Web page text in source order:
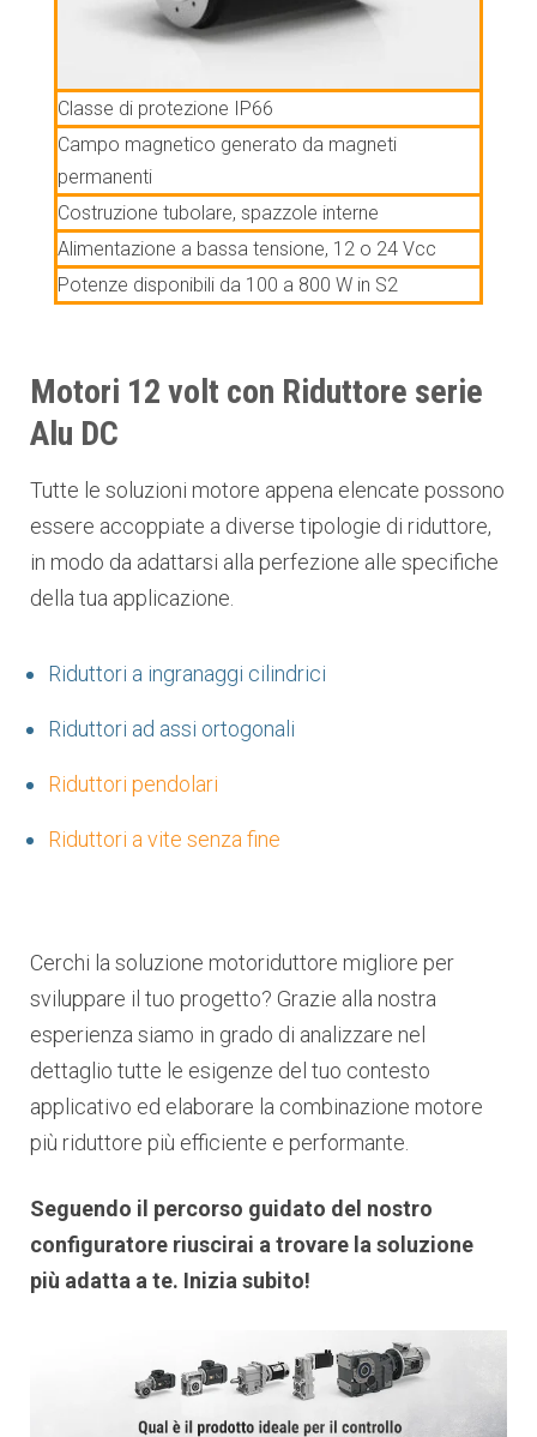
Classe di protezione IP66
Campo magnetico generato da magneti
permanenti
Costruzione tubolare, spazzole interne
Alimentazione a bassa tensione, 12 o 24 Vcc
Potenze disponibili da 100 a 800 W in S2
Motori 12 volt con Riduttore serie
Alu DC
Tutte le soluzioni motore appena elencate possono
essere accoppiate a diverse tipologie di riduttore,
in modo da adattarsi alla perfezione alle specifiche
della tua applicazione.
Riduttori a ingranaggi cilindrici
Riduttori ad assi ortogonali
Riduttori pendolari
Riduttori a vite senza fine
Cerchi la soluzione motoriduttore migliore per
sviluppare il tuo progetto? Grazie alla nostra
esperienza siamo in grado di analizzare nel
dettaglio tutte le esigenze del tuo contesto
applicativo ed elaborare la combinazione motore
più riduttore più efficiente e performante.
Seguendo il percorso guidato del nostro
configuratore riuscirai a trovare la soluzione
più adatta a te. Inizia subito!